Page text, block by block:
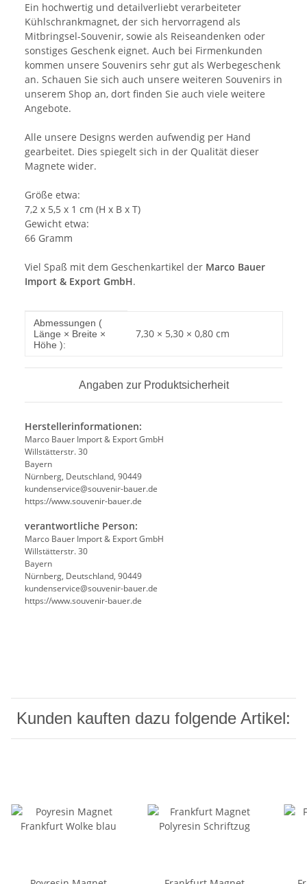
Ein hochwertig und detailverliebt verarbeiteter
Kühlschrankmagnet, der sich hervorragend als
Mitbringsel-Souvenir, sowie als Reiseandenken oder
sonstiges Geschenk eignet. Auch bei Firmenkunden
kommen unsere Souvenirs sehr gut als Werbegeschenk
an. Schauen Sie sich auch unsere weiteren Souvenirs in
unserem Shop an, dort finden Sie auch viele weitere
Angebote.
Alle unsere Designs werden aufwendig per Hand
gearbeitet. Dies spiegelt sich in der Qualität dieser
Magnete wider.
Größe etwa:
7,2 x 5,5 x 1 cm (H x B x T)
Gewicht etwa:
66 Gramm
Viel Spaß mit dem Geschenkartikel der Marco Bauer
Import & Export GmbH.
Produkteigenschaft
Wert
Abmessungen (
Länge × Breite ×
Höhe ):
7,30 × 5,30 × 0,80 cm
Angaben zur Produktsicherheit
Herstellerinformationen:
Marco Bauer Import & Export GmbH
Willstätterstr. 30
Bayern
Nürnberg, Deutschland, 90449
kundenservice@souvenir-bauer.de
https://www.souvenir-bauer.de
verantwortliche Person:
Marco Bauer Import & Export GmbH
Willstätterstr. 30
Bayern
Nürnberg, Deutschland, 90449
kundenservice@souvenir-bauer.de
https://www.souvenir-bauer.de
Kunden kauften dazu folgende Artikel: